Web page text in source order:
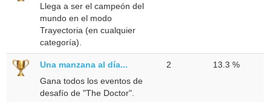
Llega a ser el campeón del
mundo en el modo
Trayectoria (en cualquier
categoría).
Una manzana al día...
Gana todos los eventos de
desafío de "The Doctor".
2 13.3 %